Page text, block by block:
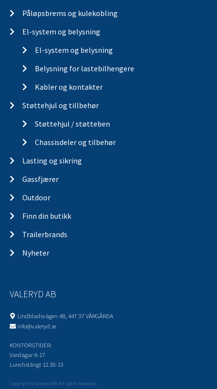
Påløpsbrems og kulekobling
El-system og belysning
El-system og belysning
Belysning for lastebilhengere
Kabler og kontakter
Støttehjul og tillbehør
Støttehjul / støtteben
Chassisdeler og tilbehør
Lasting og sikring
Gassfjærer
Outdoor
Finn din butikk
Trailerbrands
Nyheter
VALERYD AB
Lindbladsvägen 4B, 447 37 VÅRGÅRDA
info@valeryd.se
KONTORSTIDER:
Vardagar 8-17
Lunchstängt 12.30-13
Copyright © Valeryd AB. All rights reserved.